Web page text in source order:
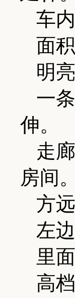
车
面
明
一
伸。
走
房间。
方
左
里
高